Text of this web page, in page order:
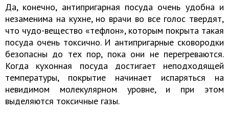
Да, конечно, антипригарная посуда очень удобна и
незаменима на кухне, но врачи во все голос твердят,
что чудо-вещество «тефлон», которым покрыта такая
посуда очень токсично. И антипригарные сковородки
безопасны до тех пор, пока они не перегреваются.
Когда кухонная посуда достигает неподходящей
температуры, покрытие начинает испаряться на
невидимом молекулярном уровне, и при этом
выделяются токсичные газы.